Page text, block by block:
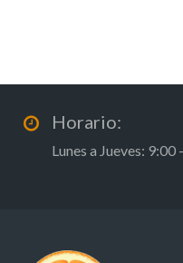
Horario:
Lunes a Jueves: